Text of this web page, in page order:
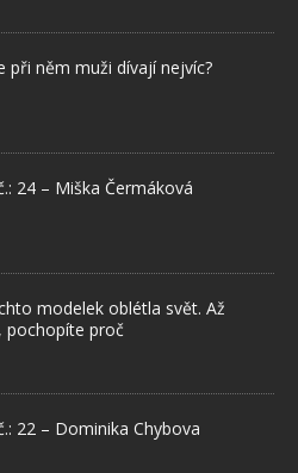
při něm muži dívají nejvíc?
24 – Miška Čermáková
modelek oblétla svět. Až
pochopíte proč
22 – Dominika Chybova